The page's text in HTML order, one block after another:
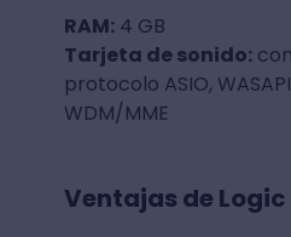
RAM:4 GB
Tarjeta de sonido:
protocolo ASIO,
WDM/MME
Ventajas de Logic